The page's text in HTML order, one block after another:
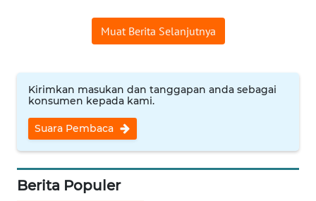
Muat Berita Selanjutnya
Kirimkan masukan dan tanggapan anda sebagai
konsumen kepada kami.
Suara Pembaca
Berita Populer
WN
SUBANG
WN
SUKABUMI
WN
PURWAKARTA